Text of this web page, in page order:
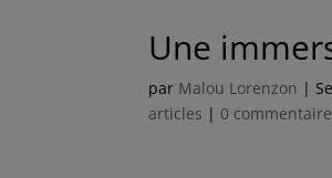
Une
par Malou Lorenzon |
articles | 0